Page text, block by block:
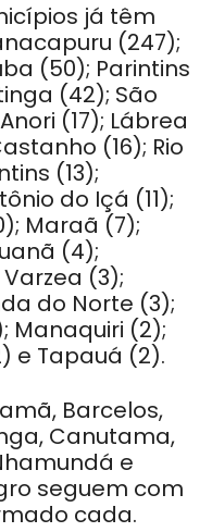
já têm
(247);
(50); Parintins
(42); São
(17); Lábrea
(16); Rio
(13);
do Içá (11);
Maraã (7);
(4);
(3);
do Norte (3);
Manaquiri (2);
e Tapauá (2).
Barcelos,
Canutama,
e
seguem com
cada.